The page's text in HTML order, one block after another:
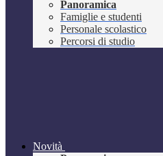
Panoramica
Famiglie e studenti
Personale scolastico
Percorsi di studio
Novità